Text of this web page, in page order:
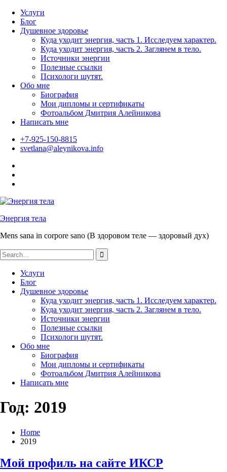
Skip
content
Услуги
Блог
Душевное здоровье
Куда уходит энергия, часть 1. Исследуем характер.
Куда уходит энергия, часть 2. Заглянем в тело.
Источники энергии
Полезные ссылки
Психологи шутят.
Обо мне
Биография
Мои дипломы и сертификаты
Фотоальбом Дмитрия Алейникова
Написать мне
+7-925-150-8815
svetlana@aleynikova.info
Сайт
Энергия тела
Mens sana in corpore sano (В здоровом теле — здоровый дух)
Search
for:
Услуги
Блог
Душевное здоровье
Куда уходит энергия, часть 1. Исследуем характер.
Куда уходит энергия, часть 2. Заглянем в тело.
Источники энергии
Полезные ссылки
Психологи шутят.
Обо мне
Биография
Мои дипломы и сертификаты
Фотоальбом Дмитрия Алейникова
Написать мне
Год: 2019
Home
2019
Мой профиль на сайте ИКСР